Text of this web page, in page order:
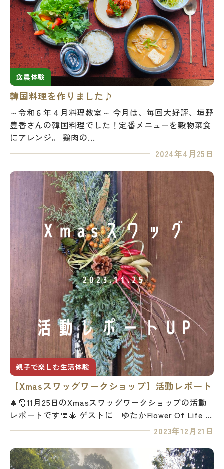
食農体験
韓国料理を作りました♪
～令和６年４月料理教室～ 今月は、毎回大好評、垣野
豊香さんの韓国料理でした！定番メニューを穀物菜食
にアレンジ。 鶏肉の...
2024年4月25日
親子で楽しむ生活体験
【Xmasスワッグワークショップ】活動レポート
🎄🎅11月25日のXmasスワッグワークショップの活動
レポートです🎅🎄 ゲストに「ゆたかFlower Of Life ...
2023年12月21日